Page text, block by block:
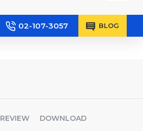
02-107-3057 BLOG
REVIEW DOWNLOAD